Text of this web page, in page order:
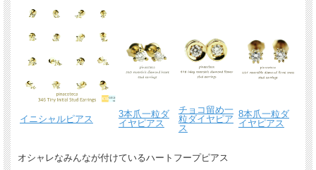
イニシャルピアス
3本爪一粒ダ
イヤピアス
チョコ留め一
粒ダイヤピア
ス
8本爪一粒ダ
イヤピアス
オシャレなみんなが付けているハートフープピアス